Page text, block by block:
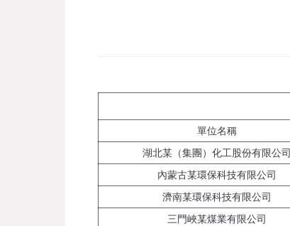
單位名稱
湖北某（集團）化工股份有限公司
內蒙古某環保科技有限公司
濟南某環保科技有限公司
三門峽某煤業有限公司